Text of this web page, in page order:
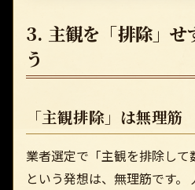
3. 主観を「排除」せ
う
「主観排除」は無理筋
業者選定で「主観を排除して
という発想は、無理筋です。